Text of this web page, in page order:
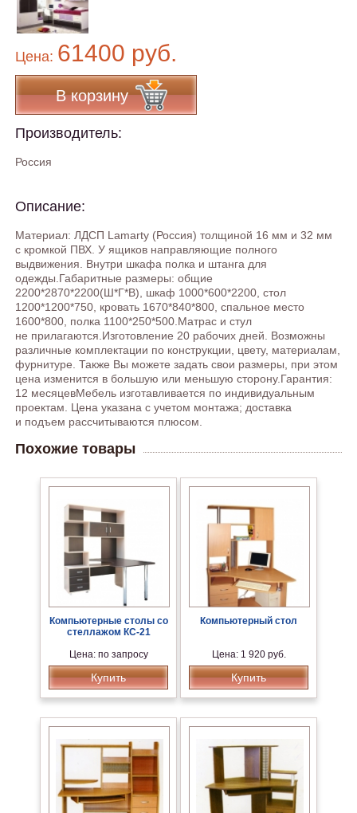
Цена: 61400 руб.
В корзину
Производитель:
Россия
Описание:
Материал: ЛДСП Lamarty (Россия) толщиной 16 мм и 32 мм
с кромкой ПВХ. У ящиков направляющие полного
выдвижения. Внутри шкафа полка и штанга для
одежды.Габаритные размеры: общие
2200*2870*2200(Ш*Г*В), шкаф 1000*600*2200, стол
1200*1200*750, кровать 1670*840*800, спальное место
1600*800, полка 1100*250*500.Матрас и стул
не прилагаются.Изготовление 20 рабочих дней. Возможны
различные комплектации по конструкции, цвету, материалам,
фурнитуре. Также Вы можете задать свои размеры, при этом
цена изменится в большую или меньшую сторону.Гарантия:
12 месяцевМебель изготавливается по индивидуальным
проектам. Цена указана с учетом монтажа; доставка
и подъем рассчитываются плюсом.
Похожие товары
Компьютерные столы со
стеллажом КС-21
Цена: по запросу
Купить
Компьютерный стол
Цена: 1 920 руб.
Купить